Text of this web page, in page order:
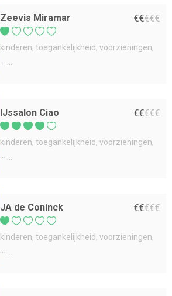
Zeevis Miramar €€€€€
kinderen toegankelijkheid voorzieningen
IJssalon Ciao €€€€€
kinderen toegankelijkheid voorzieningen
JA de Coninck €€€€€
kinderen toegankelijkheid voorzieningen